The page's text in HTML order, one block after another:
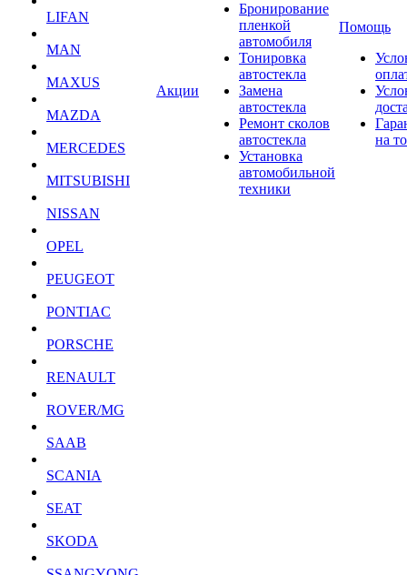
LIFAN
MAN
MAXUS
MAZDA
MERCEDES
MITSUBISHI
NISSAN
OPEL
PEUGEOT
PONTIAC
PORSCHE
RENAULT
ROVER/MG
SAAB
SCANIA
SEAT
SKODA
Акции
Бронирование
пленкой
автомобиля
Тонировка
автостекла
Замена
автостекла
Ремонт сколов
автостекла
Установка
автомобильной
техники
Помощь
на